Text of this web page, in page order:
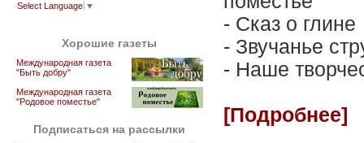
Select Language ▼
Хорошие газеты
Международная газета
"Быть добру"
Международная газета
"Родовое поместье"
Подписаться на рассылки
- Сказ о глине
- Звучанье
- Наше
[Подробнее]